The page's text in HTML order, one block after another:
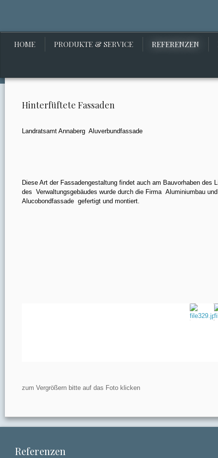
HOME PRODUKTE & SERVICE REFERENZEN
Hinterfüftete Fassaden
Landratsamt Annaberg Aluverbundfassade
Diese Art der Fassadengestaltung findet auch am Bauvorhaben
des Verwaltungsgebäudes wurde durch die Firma Aluminiumbau
Alucobondfassade gefertigt und montiert.
zum Vergrößern bitte auf das Foto klicken
Referenzen